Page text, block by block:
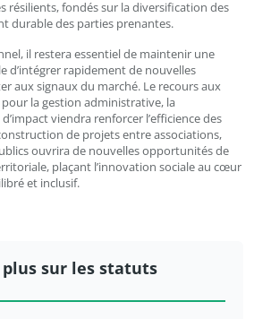
résilients, fondés sur la diversification des
durable des parties prenantes.
il restera essentiel de maintenir une
d’intégrer rapidement de nouvelles
aux signaux du marché. Le recours aux
la gestion administrative, la
viendra renforcer l’efficience des
de projets entre associations,
ouvrira de nouvelles opportunités de
plaçant l’innovation sociale au cœur
et inclusif.
sur les statuts